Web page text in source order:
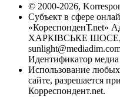
© 2000-2026,
Субъект в сфере
«КореспонденТ.net»
ХАРКІВСЬКЕ ШОСЕ,
Идентификатор
Использование
сайте, разрешается
Корреспондент.net.